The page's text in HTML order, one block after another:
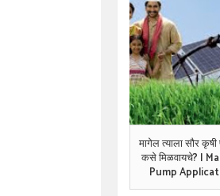
मागेल त्याला सौर कृषी पंप
कसे मिळवायचे? |
Pump
Refund